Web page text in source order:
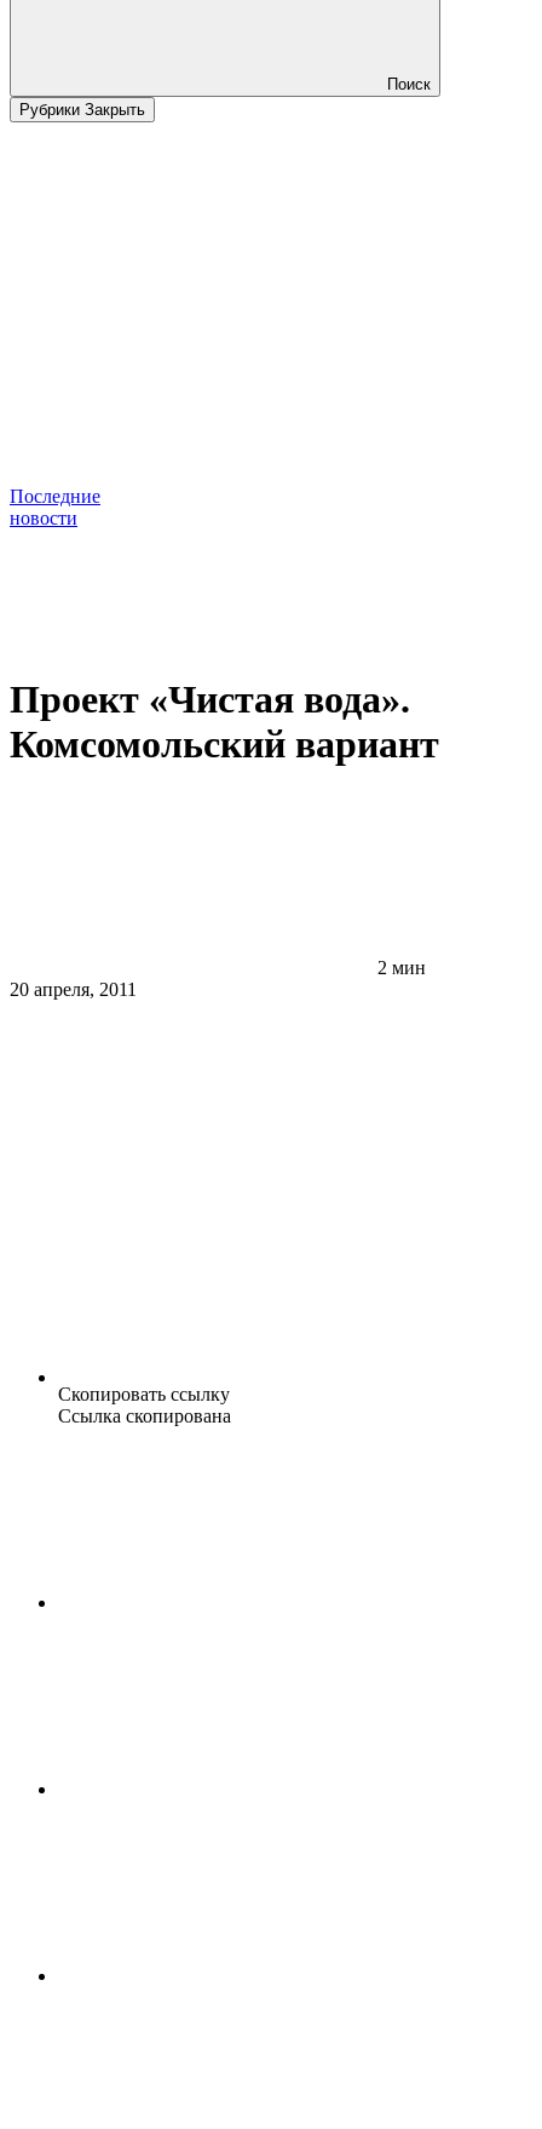
Поиск
Рубрики Закрыть
Последние
новости
Проект «Чистая вода».
Комсомольский вариант
2 мин
20 апреля, 2011
Скопировать ссылку
Ссылка скопирована